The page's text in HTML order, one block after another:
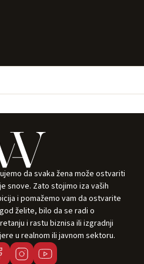
da svaka žena može ostvariti
snove. Zato stojimo iza vaših
i pomažemo vam da ostvarite
želite, bilo da se radi o
i rastu biznisa ili izgradnji
u realnom ili javnom sektoru.